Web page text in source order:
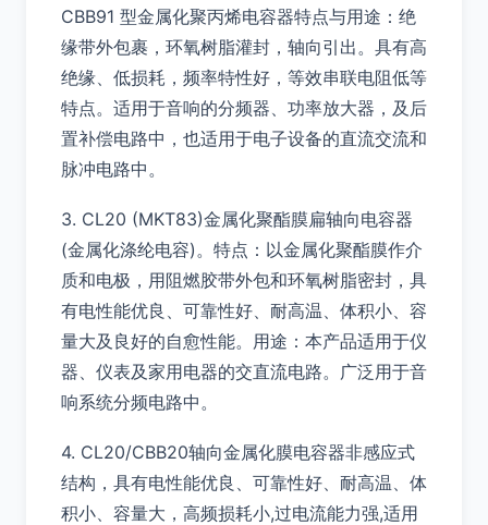
CBB91 型金属化聚丙烯电容器特点与用途：绝
缘带外包裹，环氧树脂灌封，轴向引出。具有高
绝缘、低损耗，频率特性好，等效串联电阻低等
特点。适用于音响的分频器、功率放大器，及后
置补偿电路中，也适用于电子设备的直流交流和
脉冲电路中。
3. CL20 (MKT83)金属化聚酯膜扁轴向电容器
(金属化涤纶电容)。特点：以金属化聚酯膜作介
质和电极，用阻燃胶带外包和环氧树脂密封，具
有电性能优良、可靠性好、耐高温、体积小、容
量大及良好的自愈性能。用途：本产品适用于仪
器、仪表及家用电器的交直流电路。广泛用于音
响系统分频电路中。
4. CL20/CBB20轴向金属化膜电容器非感应式
结构，具有电性能优良、可靠性好、耐高温、体
积小、容量大，高频损耗小,过电流能力强,适用